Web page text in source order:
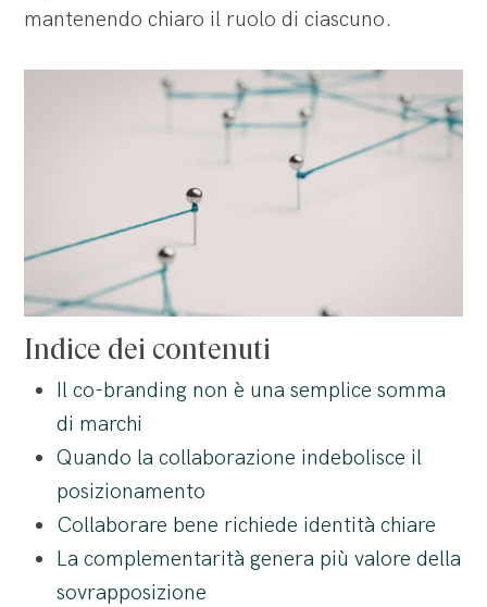
mantenendo chiaro il ruolo di ciascuno.
Indice dei contenuti
Il co-branding non è una semplice somma
di marchi
Quando la collaborazione indebolisce il
posizionamento
Collaborare bene richiede identità chiare
La complementarità genera più valore della
sovrapposizione